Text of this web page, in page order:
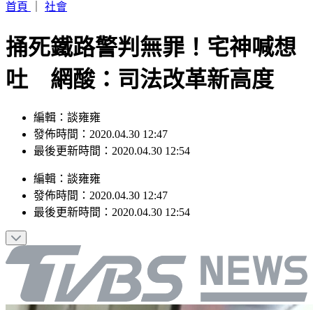
功
捅死鐵路警判無罪！宅神喊想
吐 網酸：司法改革新高度
編輯：談雍雍
發佈時間：2020.04.30 12:47
編輯：談雍雍
發佈時間：2020.04.30 12:47